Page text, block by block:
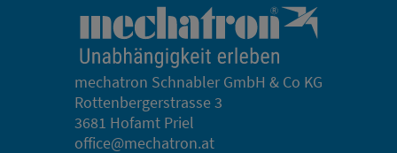
mechatron Schnabler GmbH & Co KG
Rottenbergerstrasse 3
3681 Hofamt Priel
office@mechatron.at